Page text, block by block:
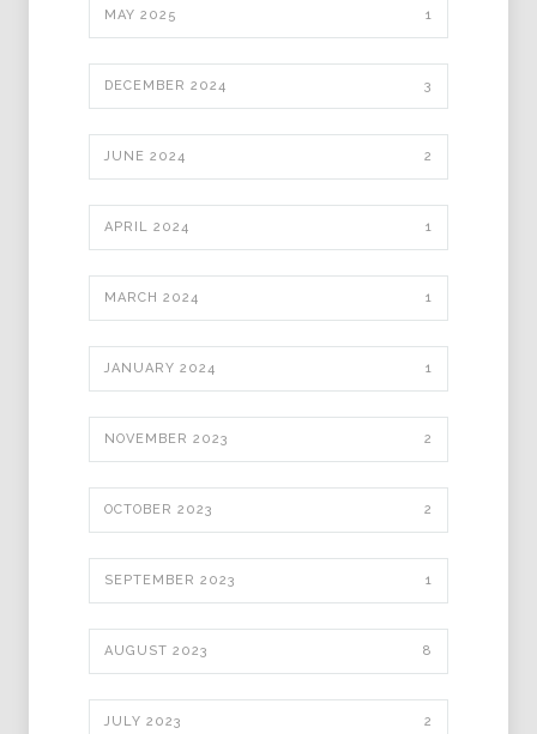
MAY 2025 1
DECEMBER 2024 3
JUNE 2024 2
APRIL 2024 1
MARCH 2024 1
JANUARY 2024 1
NOVEMBER 2023 2
OCTOBER 2023 2
SEPTEMBER 2023 1
AUGUST 2023 8
JULY 2023 2